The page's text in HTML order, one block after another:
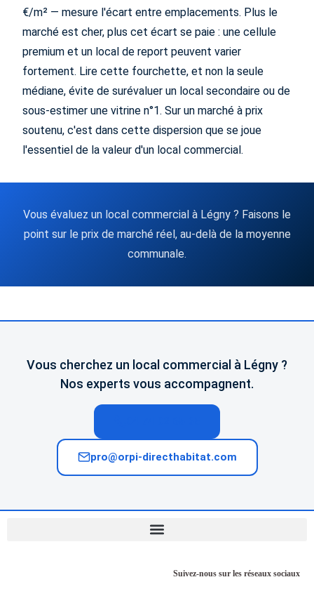
€/m² — mesure l'écart entre emplacements. Plus le
marché est cher, plus cet écart se paie : une cellule
premium et un local de report peuvent varier
fortement. Lire cette fourchette, et non la seule
médiane, évite de surévaluer un local secondaire ou de
sous-estimer une vitrine n°1. Sur un marché à prix
soutenu, c'est dans cette dispersion que se joue
l'essentiel de la valeur d'un local commercial.
Vous évaluez un local commercial à Légny ? Faisons le
point sur le prix de marché réel, au-delà de la moyenne
communale.
Vous cherchez un local commercial à Légny ?
Nos experts vous accompagnent.
pro@orpi-directhabitat.com
Suivez-nous sur les réseaux sociaux